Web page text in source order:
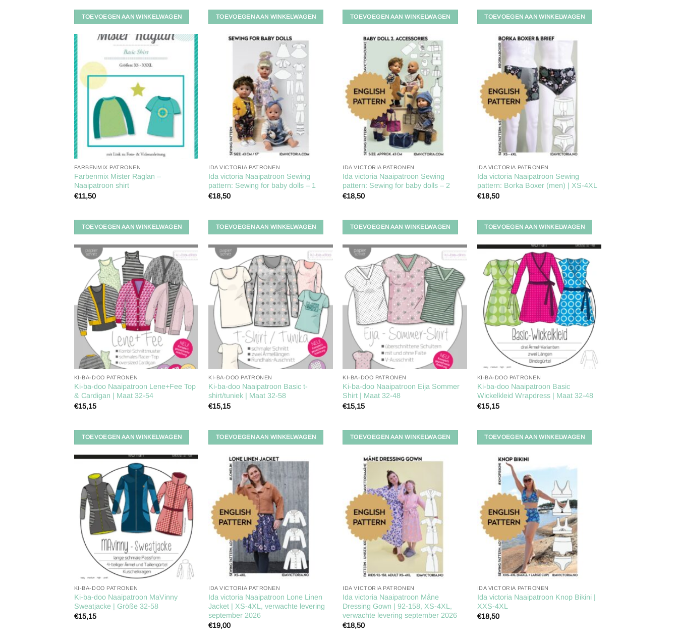
TOEVOEGEN AAN WINKELWAGEN TOEVOEGEN AAN WINKELWAGEN TOEVOEGEN AAN WINKELWAGEN TOEVOEGEN AAN WINKELWAGEN
verlanglijst
FARBENMIX PATRONEN
Farbenmix Mister Raglan –
Naaipatroon shirt
€11,50
TOEVOEGEN AAN WINKELWAGEN
Toevoegen
IDA VICTORIA PATRONEN
Ida victoria Naaipatroon Sewing
pattern: Sewing for baby dolls – 1
€18,50
TOEVOEGEN AAN WINKELWAGEN
Toevoegen
verlanglijst
IDA VICTORIA PATRONEN
Ida victoria Naaipatroon Sewing
pattern: Sewing for baby dolls – 2
€18,50
TOEVOEGEN AAN WINKELWAGEN
Toevoegen
verlanglijst
IDA VICTORIA PATRONEN
Ida victoria Naaipatroon Sewing
pattern: Borka Boxer (men) | XS-4XL
€18,50
TOEVOEGEN AAN WINKELWAGEN
Toevoegen
aan
verlanglijst
KI-BA-DOO PATRONEN
Ki-ba-doo Naaipatroon Lene+Fee Top
& Cardigan | Maat 32-54
€15,15
TOEVOEGEN AAN WINKELWAGEN
Toevoegen
aan
verlanglijst
KI-BA-DOO PATRONEN
Ki-ba-doo Naaipatroon Basic t-
shirt/tuniek | Maat 32-58
€15,15
TOEVOEGEN AAN WINKELWAGEN
Toevoegen
aan
verlanglijst
KI-BA-DOO PATRONEN
Ki-ba-doo Naaipatroon Eija Sommer
Shirt | Maat 32-48
€15,15
TOEVOEGEN AAN WINKELWAGEN
Toevoegen
aan
verlanglijst
KI-BA-DOO PATRONEN
Ki-ba-doo Naaipatroon Basic
Wickelkleid Wrapdress | Maat 32-48
€15,15
TOEVOEGEN AAN WINKELWAGEN
Toevoegen
aan
verlanglijst
KI-BA-DOO PATRONEN
Ki-ba-doo Naaipatroon MaVinny
Sweatjacke | Größe 32-58
€15,15
IDA VICTORIA PATRONEN
Ida victoria Naaipatroon Lone Linen
Jacket | XS-4XL, verwachte levering
september 2026
€19,00
verlanglijst
IDA VICTORIA PATRONEN
Ida victoria Naaipatroon Måne
Dressing Gown | 92-158, XS-4XL,
verwachte levering september 2026
€18,50
Toevoegen
verlanglijst
IDA VICTORIA PATRONEN
Ida victoria Naaipatroon Knop Bikini |
XXS-4XL
€18,50